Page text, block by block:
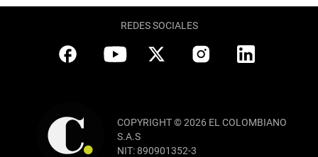
REDES SOCIALES
COPYRIGHT © 2026 EL COLOMBIANO
S.A.S
NIT: 890901352-3